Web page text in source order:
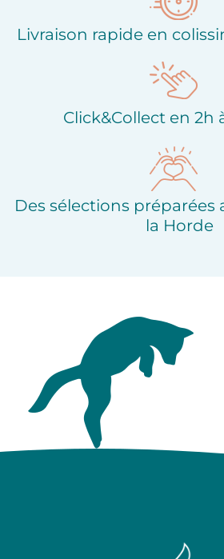
Livraison rapide en
Click&Collect en 2h
Des sélections préparées
la Horde